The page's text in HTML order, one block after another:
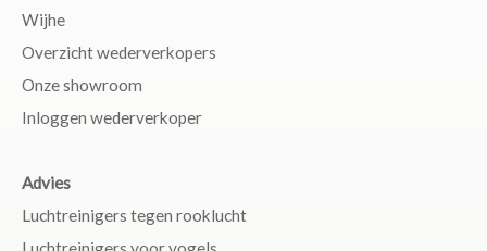
Wijhe
Overzicht wederverkopers
Onze showroom
Inloggen wederverkoper
Advies
Luchtreinigers tegen rooklucht